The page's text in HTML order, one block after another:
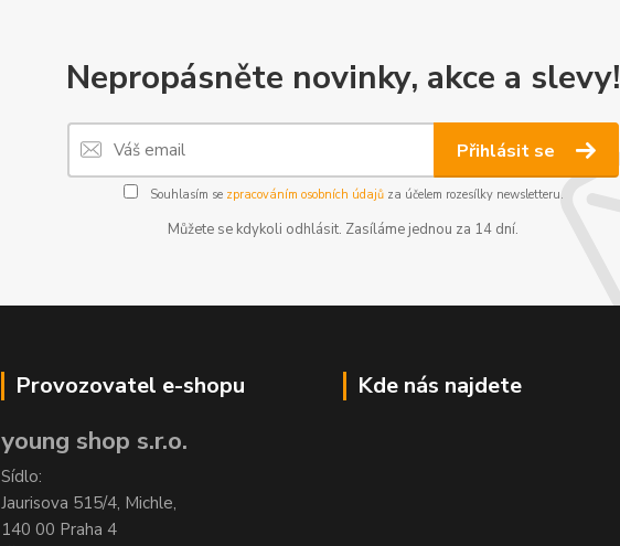
Nepropásněte novinky, akce a slevy!
Přihlásit se
Souhlasím se zpracováním osobních údajůza účelem rozesílky newsletteru.
Můžete se kdykoli odhlásit. Zasíláme jednou za 14 dní.
Provozovatel e-shopu
young shop s.r.o.
Sídlo:
Jaurisova 515/4, Michle,
140 00 Praha 4
Kde nás najdete